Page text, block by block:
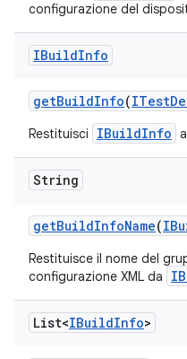
configurazione del
IBuildInfo
getBuildInfo(ITest
Restituisci IBuildInfo
String
getBuildInfoName(
Restituisce il nome del
configurazione XML da
List<IBuildInfo>